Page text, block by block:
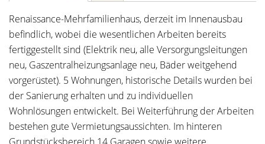
Renaissance-Mehrfamilienhaus, derzeit im Innenausbau
befindlich, wobei die wesentlichen Arbeiten bereits
fertiggestellt sind (Elektrik neu, alle Versorgungsleitungen
neu, Gaszentralheizungsanlage neu, Bäder weitgehend
vorgerüstet). 5 Wohnungen, historische Details wurden bei
der Sanierung erhalten und zu individuellen
Wohnlösungen entwickelt. Bei Weiterführung der Arbeiten
bestehen gute Vermietungsaussichten. Im hinteren